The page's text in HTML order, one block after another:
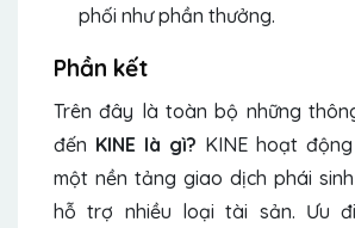
phối như phần thưởng.
Phần kết
Trên đây là toàn bộ những
đến KINE là gì? KINE hoạt
một nền tảng giao dịch phái
hỗ trợ nhiều loại tài sản. Ưu